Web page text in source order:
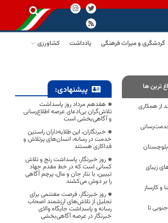
گردشگری و میراث فرهنگی یادداشت
کشاورزی
ترین ها
از همکاری
خدمت‌رسانی
زیبای
کارساز
جنوبی تا
پیشنهادی:
هفدهم مرداد روز پاسداشت
تلاش‌گران بی‌ادعای عرصه اطلاع‌رسانی
و آگاهی‌بخشی است
خبرنگاران، این طلایه‌داران راستین
خدمت در رسانه، انسان‌های پرتلاش و
فداکاری هستند
روز خبرنگار، پاسداشت رنج و تلاش
کسانی است که در خط مقدم جهاد
تبیین، با نثار جان و مال، پرچم آگاهی
را بر دوش می‌کشند
روز خبرنگار، فرصت مغتنمی برای
تجلیل از تلاش‌های ارزشمند اصحاب
رسانه و پاسداشت جایگاه والای
خبرنگار در عرصه آگاهی‌بخشی